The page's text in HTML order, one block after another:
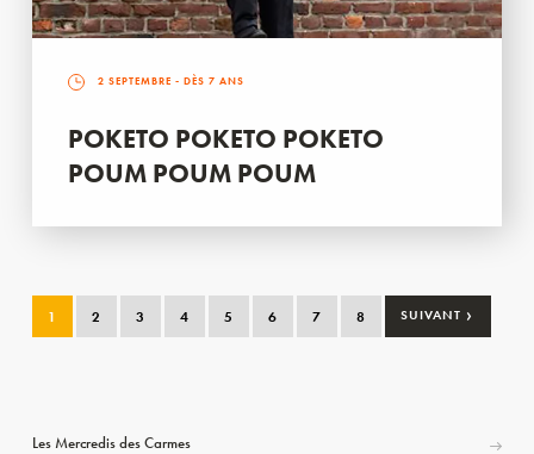
2 SEPTEMBRE - DÈS 7 ANS
POKETO POKETO POKETO
POUM POUM POUM
1 2 3 4 5 6 7 8 SUIVANT ›
Les Mercredis des Carmes